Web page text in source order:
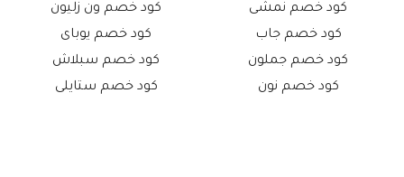
كود خصم نمشى
كود خصم جاب
كود خصم جملون
كود خصم نون
كود خصم ون زليون
كود خصم يوباى
كود خصم سبلاش
كود خصم ستايلى